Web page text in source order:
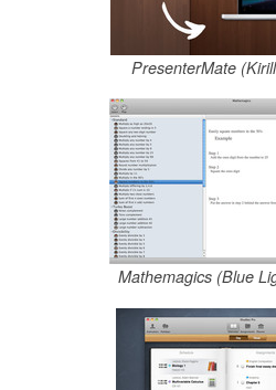
PresenterMate
Mathemagics (Blue